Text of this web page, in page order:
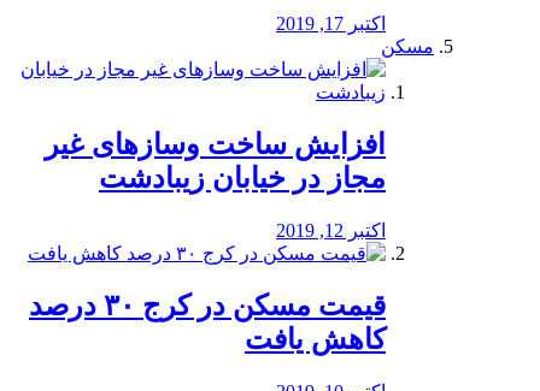
اکتبر 17, 2019
مسکن
افزایش ساخت وسازهای غیر
مجاز در خیابان زیبادشت
اکتبر 12, 2019
️قیمت مسکن در کرج ۳۰ درصد
کاهش یافت